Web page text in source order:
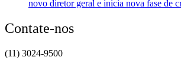
novo diretor geral e inicia nova fase de
Contate-nos
(11) 3024-9500